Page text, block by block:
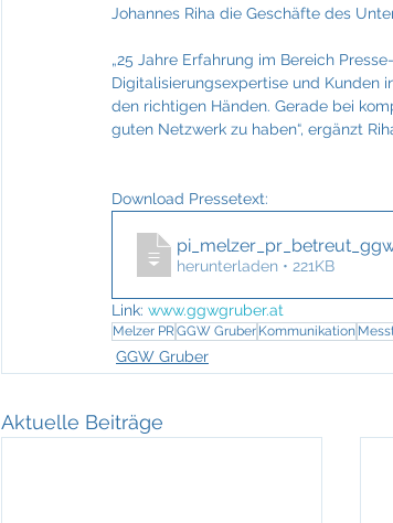
Johannes Riha die Geschäfte des
„25 Jahre Erfahrung im Bereich
Digitalisierungsexpertise und Kunden
den richtigen Händen. Gerade bei
guten Netzwerk zu haben“, ergänzt
Download Pressetext:
herunterladen • 221KB
Link: www.ggwgruber.at
Melzer PRGGW Gruber Kommunikation
GGW Gruber
Aktuelle Beiträge